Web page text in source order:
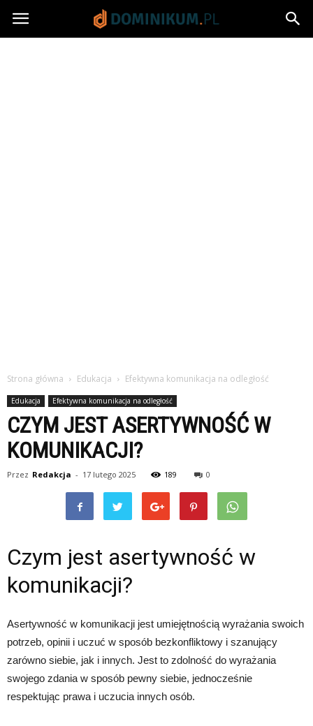
Dominikum.pl
Strona główna Edukacja Efektywna komunikacja na odległość
Edukacja Efektywna komunikacja na odległość
CZYM JEST ASERTYWNOŚĆ W
KOMUNIKACJI?
Przez Redakcja - 17 lutego 2025 189 0
Czym jest asertywność w
komunikacji?
Asertywność w komunikacji jest umiejętnością wyrażania swoich
potrzeb, opinii i uczuć w sposób bezkonfliktowy i szanujący
zarówno siebie, jak i innych. Jest to zdolność do wyrażania
swojego zdania w sposób pewny siebie, jednocześnie
respektując prawa i uczucia innych osób.